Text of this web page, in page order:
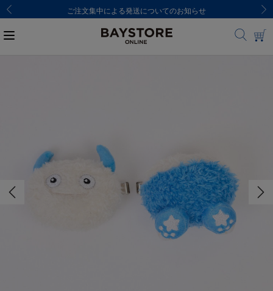
ご注文集中による発送についてのお知らせ